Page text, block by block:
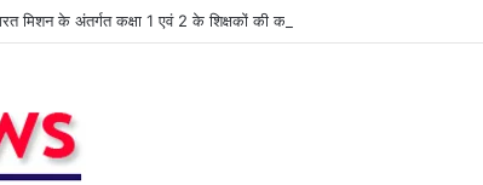
मिशन के अंतर्गत कक्षा 1 एवं 2 के शिक्षकों की कार्यशाला आयोजित